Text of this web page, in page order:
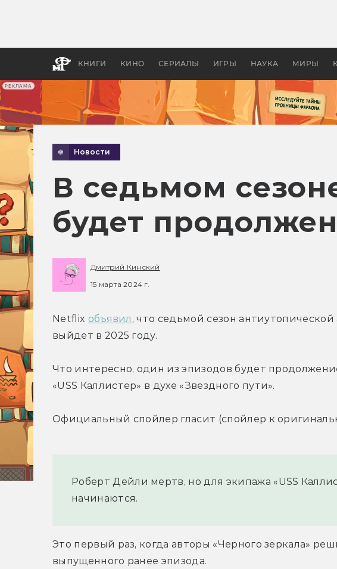
РЕКЛАМА
КНИГИ КИНО СЕРИАЛЫ ИГРЫ НАУКА МИРЫ
бы «Властелина
Новости
В седьмом
будет
Дмитрий Кинский
15 марта 2024 г.
Netflix объявил , что седьмой сезон антиутопической
выйдет в 2025 году.
Что интересно, один из эпизодов будет
«USS Каллистер» в духе «Звездного пути».
Официальный спойлер гласит (спойлер к
Роберт Дейли мертв, но для экипажа «USS
начинаются.
Это первый раз, когда авторы «Черного зеркала»
выпущенного ранее эпизода.